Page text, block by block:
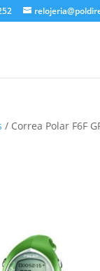
/ Correa Polar F6F